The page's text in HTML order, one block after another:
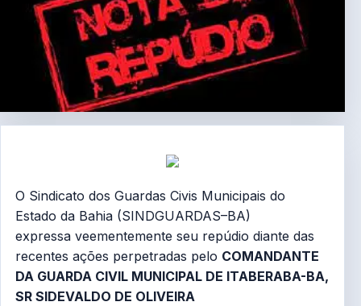
O Sindicato dos Guardas Civis Municipais do
Estado da Bahia (SINDGUARDAS–BA)
expressa veementemente seu repúdio diante das
recentes ações perpetradas pelo COMANDANTE
DA GUARDA CIVIL MUNICIPAL DE ITABERABA-BA,
SR SIDEVALDO DE OLIVEIRA